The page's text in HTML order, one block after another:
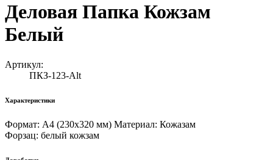
Деловая Папка Кожзам
Белый
Артикул:
ПКЗ-123-Alt
Характеристики
Формат: А4 (230х320 мм) Материал: Кожазам
Форзац: белый кожзам